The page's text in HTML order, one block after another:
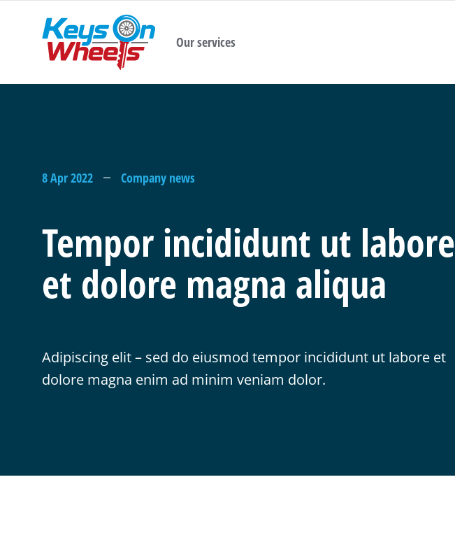
Our services
8 Apr 2022 Company news
Tempor incididunt ut labore
et dolore magna aliqua
Adipiscing elit – sed do eiusmod tempor incididunt ut labore et
dolore magna enim ad minim veniam dolor.